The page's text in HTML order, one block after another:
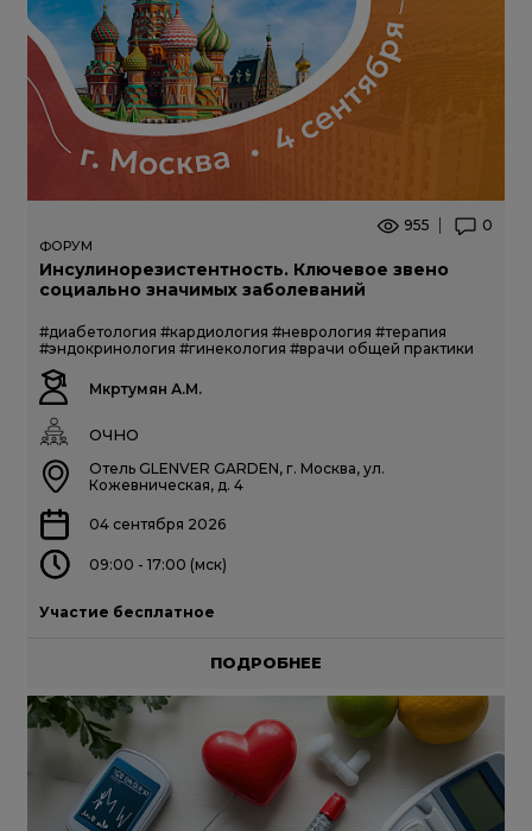
955 0
ФОРУМ
Инсулинорезистентность. Ключевое звено
социально значимых заболеваний
#диабетология #кардиология #неврология #терапия
#эндокринология #гинекология #врачи общей практики
Мкртумян А.М.
ОЧНО
Отель GLENVER GARDEN, г. Москва, ул.
Кожевническая, д. 4
04 сентября 2026
09:00 - 17:00 (мск)
Участие бесплатное
ПОДРОБНЕЕ